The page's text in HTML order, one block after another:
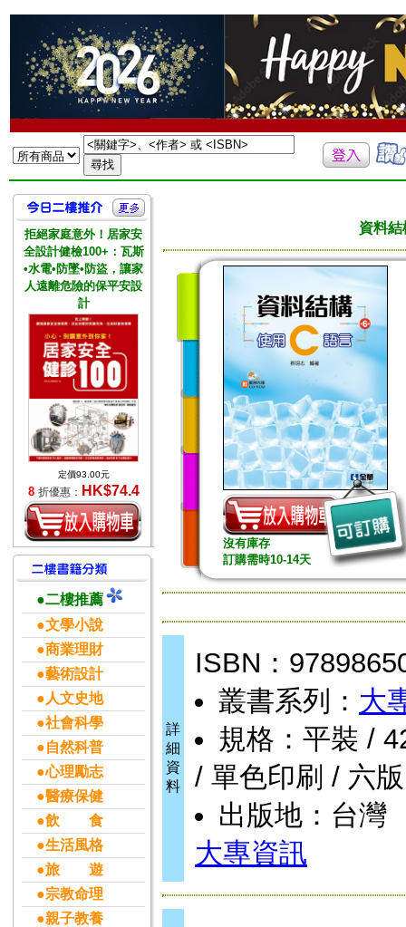
拒絕家庭意外！居家安
全設計健檢100+：瓦斯
•水電•防墜•防盜，讓家
人遠離危險的保平安設
計
定價93.00元
8 折優惠： HK$74.4
●二樓推薦
●文學小說
●商業理財
●藝術設計
●人文史地
●社會科學
●自然科普
●心理勵志
●醫療保健
●飲 食
●生活風格
●旅 遊
●宗教命理
●親子教養
資料
沒有庫存
訂購需時10-14天
詳
細
資
料
ISBN：
叢書系列： 大
規格：平裝 /
/ 單色印刷 / 六版
出版地：台灣
大專資訊